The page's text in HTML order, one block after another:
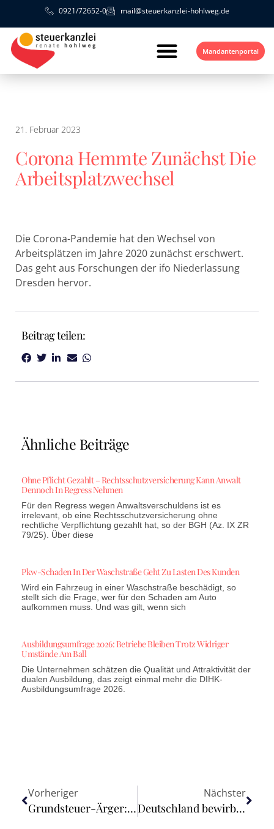
0921/72652-0 mail@steuerkanzlei-hohlweg.de
Mandantenportal
21. Februar 2023
Corona Hemmte Zunächst Die
Arbeitsplatzwechsel
Die Corona-Pandemie hat den Wechsel von
Arbeitsplätzen im Jahre 2020 zunächst erschwert.
Das geht aus Forschungen der ifo Niederlassung
Dresden hervor.
Beitrag teilen:
Ähnliche Beiträge
Ohne Pflicht Gezahlt – Rechtsschutzversicherung Kann Anwalt
Dennoch In Regress Nehmen
Für den Regress wegen Anwaltsverschuldens ist es
irrelevant, ob eine Rechtsschutzversicherung ohne
rechtliche Verpflichtung gezahlt hat, so der BGH (Az. IX ZR
79/25). Über diese
Pkw-Schaden In Der Waschstraße Geht Zu Lasten Des Kunden
Wird ein Fahrzeug in einer Waschstraße beschädigt, so
stellt sich die Frage, wer für den Schaden am Auto
aufkommen muss. Und was gilt, wenn sich
Ausbildungsumfrage 2026: Betriebe Bleiben Trotz Widriger
Umstände Am Ball
Die Unternehmen schätzen die Qualität und Attraktivität der
dualen Ausbildung, das zeigt einmal mehr die DIHK-
Ausbildungsumfrage 2026.
Vorheriger
Grundsteuer-Ärger: Schon 350.000 Einsprüche
Nächster
Deutschland bewirbt sich um Sitz neuer Anti-Geldwäschebehörde AMLA